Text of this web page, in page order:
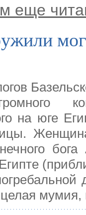
еще
на юге
мумия,